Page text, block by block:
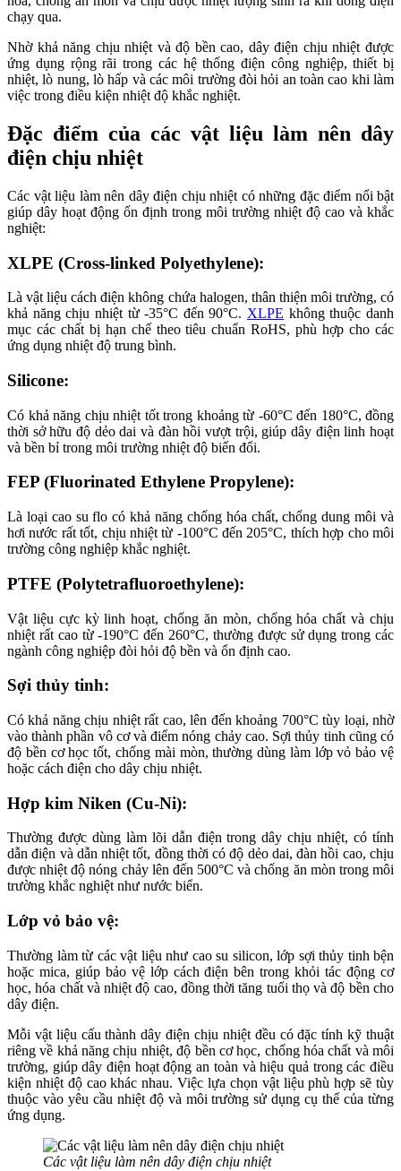
chạy qua.
Nhờ khả năng chịu nhiệt và độ bền cao, dây điện chịu nhiệt được
ứng dụng rộng rãi trong các hệ thống điện công nghiệp, thiết bị
nhiệt, lò nung, lò hấp và các môi trường đòi hỏi an toàn cao khi làm
việc trong điều kiện nhiệt độ khắc nghiệt.
Đặc điểm của các vật liệu làm nên dây
điện chịu nhiệt
Các vật liệu làm nên dây điện chịu nhiệt có những đặc điểm nổi bật
giúp dây hoạt động ổn định trong môi trường nhiệt độ cao và khắc
nghiệt:
XLPE (Cross-linked Polyethylene):
Là vật liệu cách điện không chứa halogen, thân thiện môi trường, có
khả năng chịu nhiệt từ -35°C đến 90°C. XLPE không thuộc danh
mục các chất bị hạn chế theo tiêu chuẩn RoHS, phù hợp cho các
ứng dụng nhiệt độ trung bình.
Silicone:
Có khả năng chịu nhiệt tốt trong khoảng từ -60°C đến 180°C, đồng
thời sở hữu độ dẻo dai và đàn hồi vượt trội, giúp dây điện linh hoạt
và bền bỉ trong môi trường nhiệt độ biến đổi.
FEP (Fluorinated Ethylene Propylene):
Là loại cao su flo có khả năng chống hóa chất, chống dung môi và
hơi nước rất tốt, chịu nhiệt từ -100°C đến 205°C, thích hợp cho môi
trường công nghiệp khắc nghiệt.
PTFE (Polytetrafluoroethylene):
Vật liệu cực kỳ linh hoạt, chống ăn mòn, chống hóa chất và chịu
nhiệt rất cao từ -190°C đến 260°C, thường được sử dụng trong các
ngành công nghiệp đòi hỏi độ bền và ổn định cao.
Sợi thủy tinh:
Có khả năng chịu nhiệt rất cao, lên đến khoảng 700°C tùy loại, nhờ
vào thành phần vô cơ và điểm nóng chảy cao. Sợi thủy tinh cũng có
độ bền cơ học tốt, chống mài mòn, thường dùng làm lớp vỏ bảo vệ
hoặc cách điện cho dây chịu nhiệt.
Hợp kim Niken (Cu-Ni):
Thường được dùng làm lõi dẫn điện trong dây chịu nhiệt, có tính
dẫn điện và dẫn nhiệt tốt, đồng thời có độ dẻo dai, đàn hồi cao, chịu
được nhiệt độ nóng chảy lên đến 500°C và chống ăn mòn trong môi
trường khắc nghiệt như nước biển.
Lớp vỏ bảo vệ:
Thường làm từ các vật liệu như cao su silicon, lớp sợi thủy tinh bện
hoặc mica, giúp bảo vệ lớp cách điện bên trong khỏi tác động cơ
học, hóa chất và nhiệt độ cao, đồng thời tăng tuổi thọ và độ bền cho
dây điện.
Mỗi vật liệu cấu thành dây điện chịu nhiệt đều có đặc tính kỹ thuật
riêng về khả năng chịu nhiệt, độ bền cơ học, chống hóa chất và môi
trường, giúp dây điện hoạt động an toàn và hiệu quả trong các điều
kiện nhiệt độ cao khác nhau. Việc lựa chọn vật liệu phù hợp sẽ tùy
thuộc vào yêu cầu nhiệt độ và môi trường sử dụng cụ thể của từng
ứng dụng.
Các vật liệu làm nên dây điện chịu nhiệt